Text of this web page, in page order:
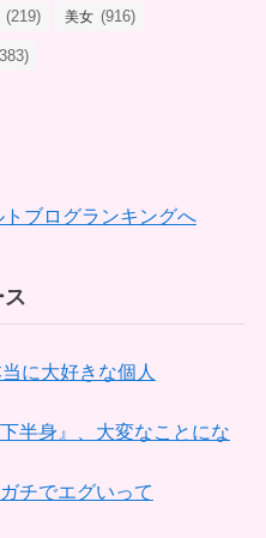
(219) 美女 (916)
トブログランキングへ
に大好きな個人
半身』、大変なことにな
チでエグいって